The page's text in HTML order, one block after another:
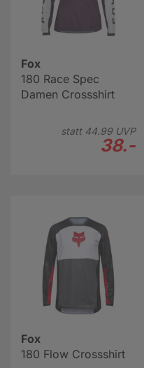
Fox
180 Race Spec
Damen Crossshirt
statt 44.99UVP
38.-
Fox
180 Flow Crossshirt